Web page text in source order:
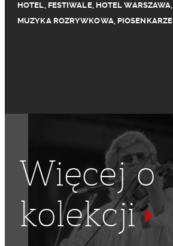
HOTEL, FESTIWALE, HOTEL WARSZAWA,
MUZYKA ROZRYWKOWA, PIOSENKARZE
Więcej o
kolekcji